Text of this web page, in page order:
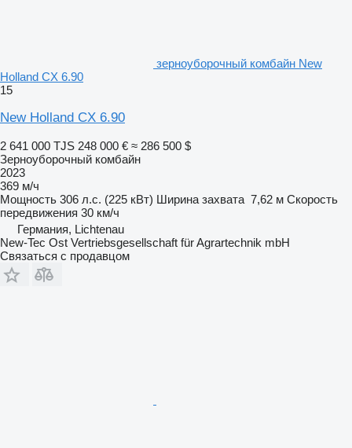
зерноуборочный комбайн New
Holland CX 6.90
15
New Holland CX 6.90
2 641 000 TJS 248 000 € ≈ 286 500 $
Зерноуборочный комбайн
2023
369 м/ч
Мощность 306 л.с. (225 кВт) Ширина захвата 7,62 м Скорость
передвижения 30 км/ч
Германия, Lichtenau
New-Tec Ost Vertriebsgesellschaft für Agrartechnik mbH
Связаться с продавцом